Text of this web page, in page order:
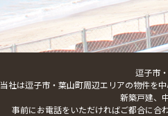
逗子市
当社は逗子市・葉山町周辺エリアの物件を
新築戸建、
事前にお電話をいただければご都合に合